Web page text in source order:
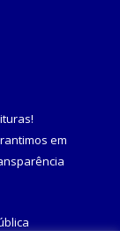
!
em